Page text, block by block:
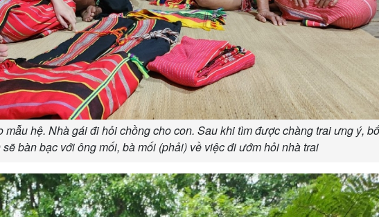
mẫu hệ. Nhà gái đi hỏi chồng cho con. Sau khi tìm được chàng trai ưng ý,
sẽ bàn bạc với ông mối, bà mối (phải) về việc đi ướm hỏi nhà trai